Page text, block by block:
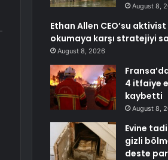
August 8,
Ethan Allen CEO’su
okumaya karşı stratejiyi
August 8, 2026
4 itfaiye
kaybetti
August 8,
Evine
gizli
deste